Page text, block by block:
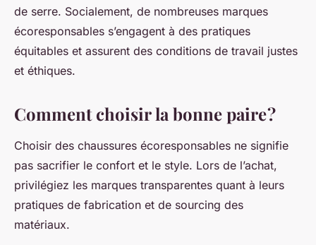
de serre. Socialement, de nombreuses marques
écoresponsables s’engagent à des pratiques
équitables et assurent des conditions de travail justes
et éthiques.
Comment choisir la bonne paire ?
Choisir des chaussures écoresponsables ne signifie
pas sacrifier le confort et le style. Lors de l’achat,
privilégiez les marques transparentes quant à leurs
pratiques de fabrication et de sourcing des
matériaux.